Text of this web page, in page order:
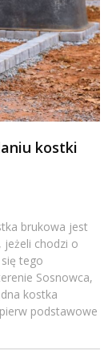
kostki
brukowa jest
jeżeli chodzi o
tego
Sosnowca,
kostka
podstawowe